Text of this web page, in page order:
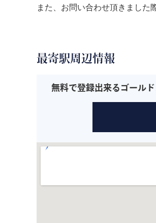
また、お問い合わせ頂きました
最寄駅周辺情報
無料で登録出来るゴール